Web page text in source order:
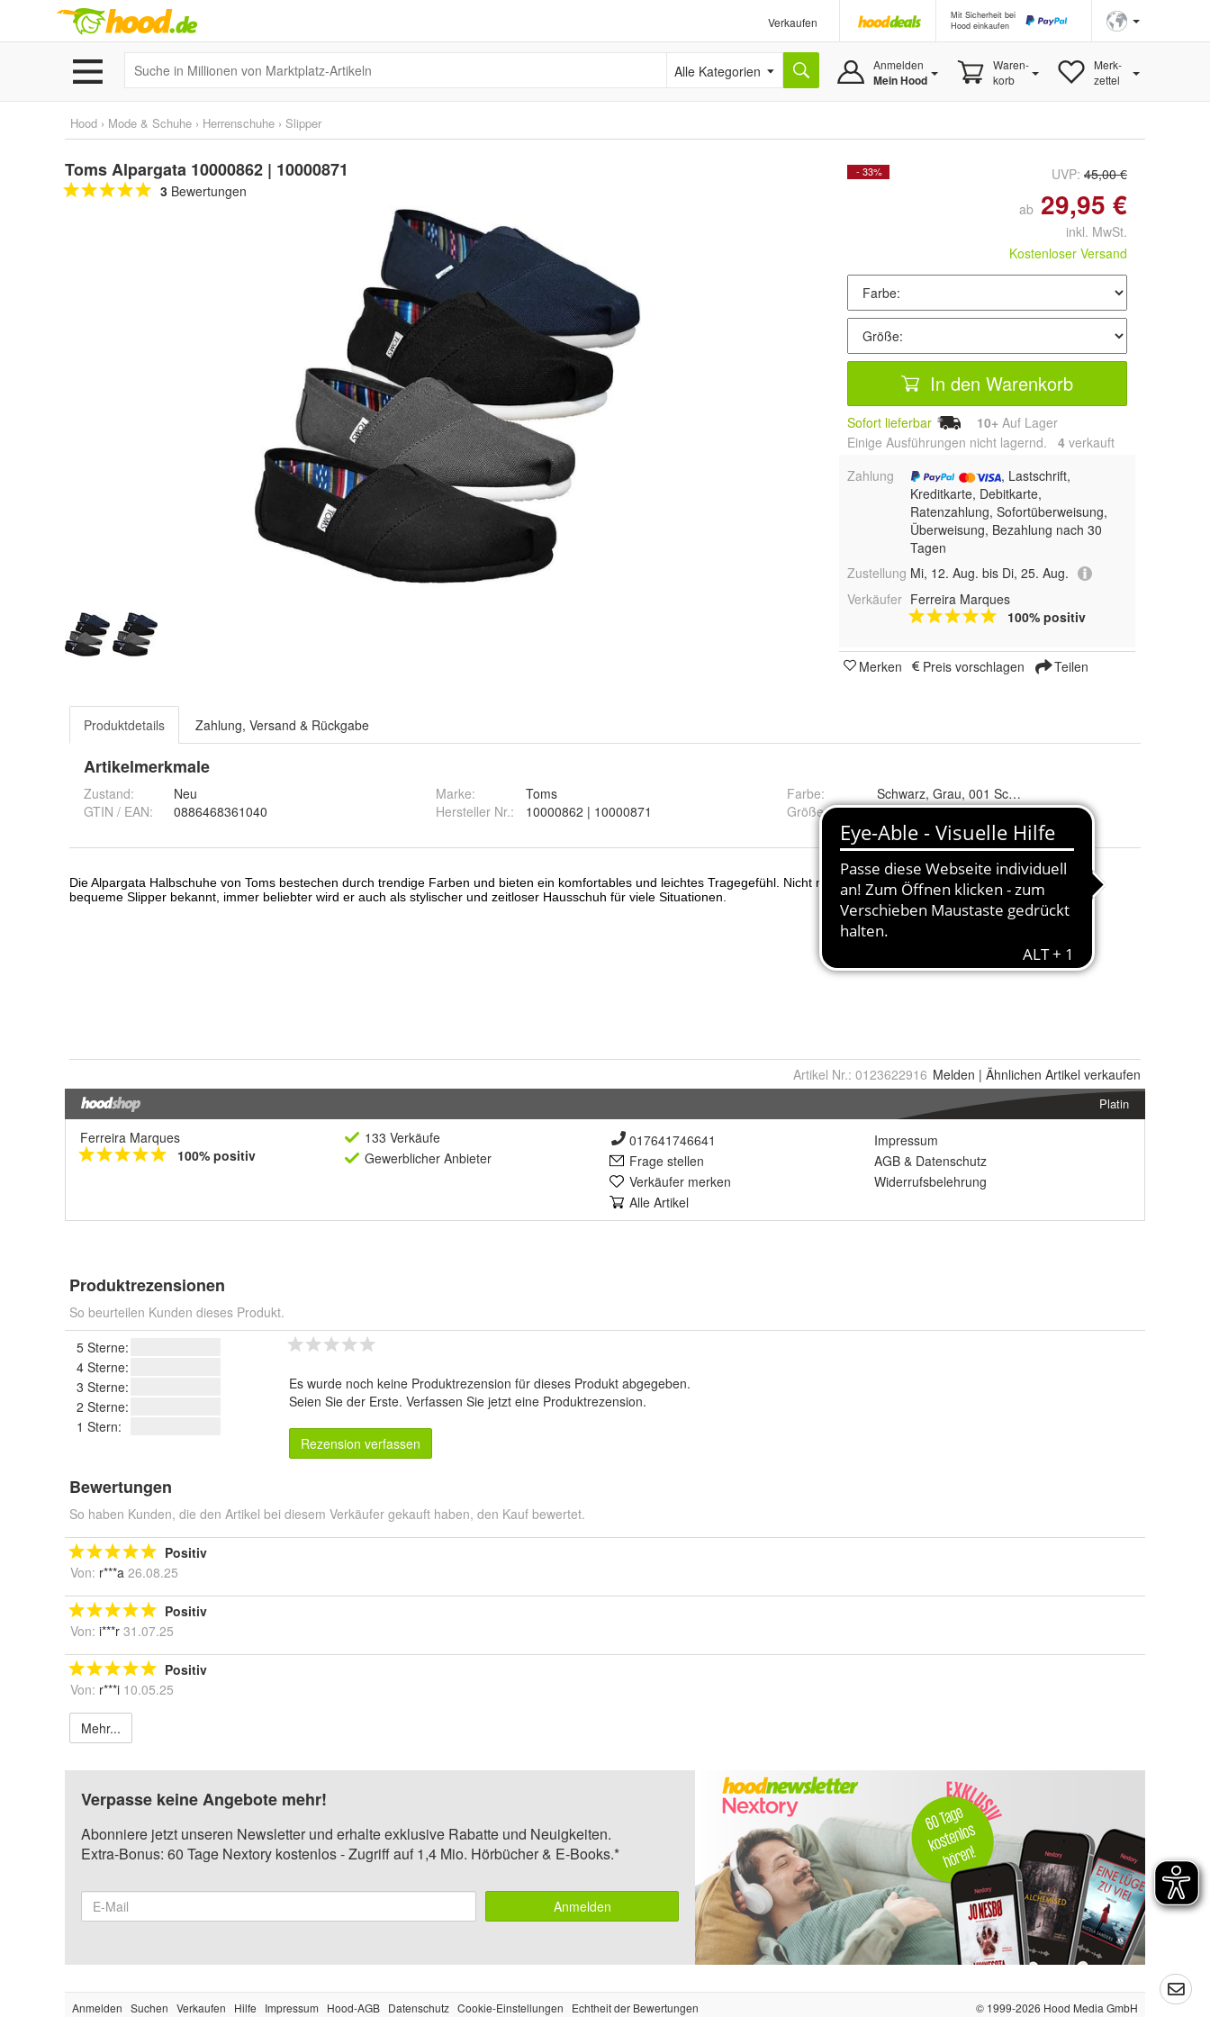
Verkaufen
Mit Sicherheit bei
Hood einkaufen
Alle Kategorien Anmelden
Mein Hood
Waren-
korb
Merk-
zettel
Hood › Mode & Schuhe › Herrenschuhe › Slipper
Toms Alpargata 10000862 | 10000871
3 Bewertungen
- 33% UVP: 45,00 €
ab 29,95 €
inkl. MwSt.
Kostenloser Versand
In den Warenkorb
Sofort lieferbar 10+ Auf Lager
Einige Ausführungen nicht lagernd. 4 verkauft
Zahlung
, Lastschrift,
Kreditkarte, Debitkarte,
Ratenzahlung, Sofortüberweisung,
Überweisung, Bezahlung nach 30
Tagen
Zustellung Mi, 12. Aug. bis Di, 25. Aug.
Verkäufer Ferreira Marques
100% positiv
Merken Preis vorschlagen Teilen
Produktdetails Zahlung, Versand & Rückgabe
Artikelmerkmale
Zustand:
Neu
GTIN / EAN:
0886468361040
Marke:
Toms
Hersteller Nr.:
10000862 | 10000871
Farbe:
Größe: EU 41 / UK 7,5 / US 8,5, EU 42,5 / UK 8,5 / US 9,5, EU
Artikel Nr.: 0123622916 Melden | Ähnlichen Artikel verkaufen
Platin
Ferreira Marques
100% positiv
133 Verkäufe
Gewerblicher Anbieter
017641746641
Frage stellen
Verkäufer merken
Alle Artikel
Impressum
AGB & Datenschutz
Widerrufsbelehrung
Produktrezensionen
So beurteilen Kunden dieses Produkt.
5 Sterne:
4 Sterne:
3 Sterne:
2 Sterne:
1 Stern:
Es wurde noch keine Produktrezension für dieses Produkt abgegeben.
Seien Sie der Erste. Verfassen Sie jetzt eine Produktrezension.
Rezension verfassen
Bewertungen
So haben Kunden, die den Artikel bei diesem Verkäufer gekauft haben, den Kauf bewertet.
Positiv
Von: r***a 26.08.25
Positiv
Von: i***r 31.07.25
Positiv
Von: r***i 10.05.25
Mehr...
Verpasse keine Angebote mehr!
Abonniere jetzt unseren Newsletter und erhalte exklusive Rabatte und Neuigkeiten.
Extra-Bonus: 60 Tage Nextory kostenlos - Zugriff auf 1,4 Mio. Hörbücher & E-Books.*
Anmelden
Anmelden Suchen Verkaufen Hilfe Impressum Hood-AGB Datenschutz Cookie-Einstellungen Echtheit der Bewertungen © 1999-2026 Hood Media GmbH